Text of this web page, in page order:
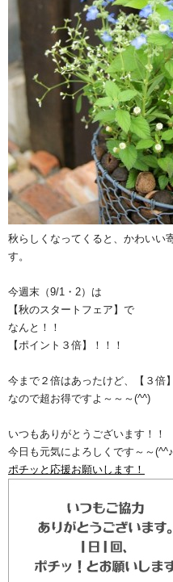
秋らしくなってくると、かわいい
す。
今週末（9/1・2）は
【秋のスタートフェア】で
なんと！！
【ポイント３倍】！！！
今まで２倍はあったけど、【３倍
なので超お得ですよ～～～(^^)
いつもありがとうございます！！
今日も元気によろしくです～～(^^♪
ポチッと応援お願いします！